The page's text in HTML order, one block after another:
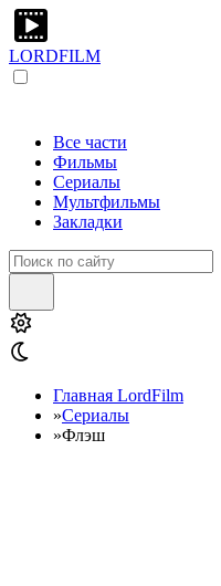
LORDFILM
Все части
Фильмы
Сериалы
Мультфильмы
Закладки
Главная LordFilm
»Сериалы
»Флэш